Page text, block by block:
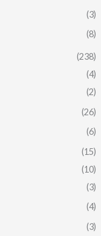
(3)
(8)
(238)
(4)
(2)
(26)
(6)
(15)
(10)
(3)
(4)
(3)